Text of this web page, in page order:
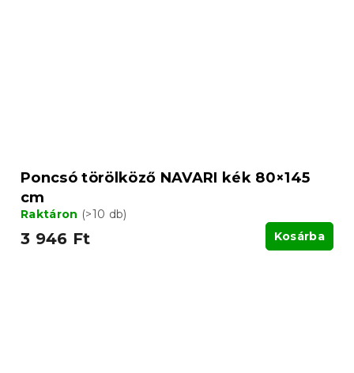
Poncsó törölköző NAVARI kék 80×145
cm
Raktáron (>10 db)
3 946 Ft Kosárba